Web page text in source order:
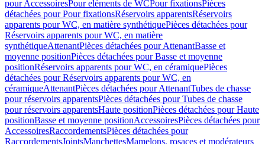
pour AccessoiresPour eléments de WCPour fixationsPièces
détachées pour Pour fixationsRéservoirs apparentsRéservoirs
apparents pour WC, en matière synthétiquePièces détachées pour
Réservoirs apparents pour WC, en matière
synthétiqueAttenantPièces détachées pour AttenantBasse et
moyenne positionPièces détachées pour Basse et moyenne
positionRéservoirs apparents pour WC, en céramiquePièces
détachées pour Réservoirs apparents pour WC, en
céramiqueAttenantPièces détachées pour AttenantTubes de chasse
pour réservoirs apparentsPièces détachées pour Tubes de chasse
pour réservoirs apparentsHaute positionPièces détachées pour Haute
positionBasse et moyenne positionAccessoiresPièces détachées pour
AccessoiresRaccordementsPièces détachées pour
RaccordementsJointsManchettesMamelons, rosaces et modérateurs